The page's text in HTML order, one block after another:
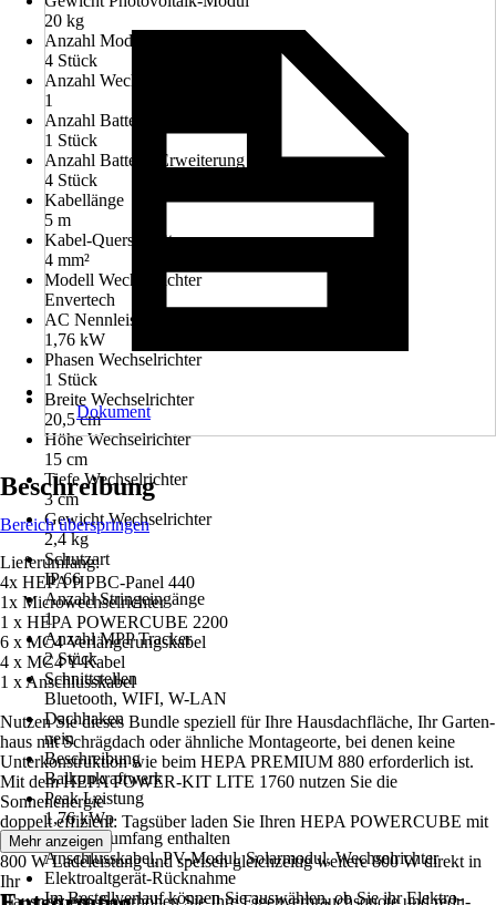
20 kg
Anzahl Module
4 Stück
Anzahl Wechselrichter
1
Anzahl Batterie Basis
1 Stück
Anzahl Batterie Erweiterung
4 Stück
Kabellänge
5 m
Kabel-Querschnitt
4 mm²
Modell Wechselrichter
Envertech
AC Nennleistung Wechselrichter
1,76 kW
Phasen Wechselrichter
1 Stück
Breite Wechselrichter
20,5 cm
Höhe Wechselrichter
15 cm
Tiefe Wechselrichter
3 cm
Gewicht Wechselrichter
2,4 kg
Schutzart
IP 66
Anzahl Stringeingänge
1
Anzahl MPP Tracker
2 Stück
Schnittstellen
Bluetooth, WIFI, W-LAN
Dachhaken
nein
Beschreibung
Balkonkraftwerk
Peak Leistung
1,76 kWp
Im Lieferumfang enthalten
Anschlusskabel, PV-Modul, Solarmodul, Wechselrichter
Elektroaltgerät-Rücknahme
Im Bestellverlauf können Sie auswählen, ob Sie ihr Elektro-
Dokument
Beschreibung
Bereich überspringen
Lieferumfang:
4x HEPA HPBC-Panel 440
1x Microwechselrichter
1 x HEPA POWERCUBE 2200
6 x MC4 Verlängerungskabel
4 x MC4 Y-Kabel
1 x Anschlusskabel
Nutzen Sie dieses Bundle speziell für Ihre Hausdachfläche, Ihr Garten-
haus mit Schrägdach oder ähnliche Montageorte, bei denen keine
Unterkonstruktion wie beim HEPA PREMIUM 880 erforderlich ist.
Mit dem HEPA POWER-KIT LITE 1760 nutzen Sie die
Sonnenenergie
doppelt effizient: Tagsüber laden Sie Ihren HEPA POWERCUBE mit
bis zu
800 W Ladeleistung und speisen gleichzeitig weitere 800 W direkt in
Ihr
Hausnetz ein. So erhöhen Sie Ihre Eigenverbrauchsquote und redu-
Mehr anzeigen